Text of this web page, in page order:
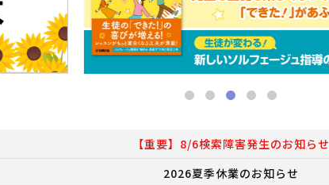
【重要】8/6検索障害発生のお知らせ
2026夏季休業のお知らせ